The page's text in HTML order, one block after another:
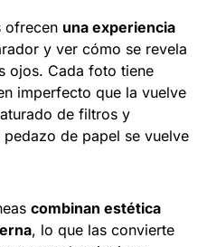
ofrecen una experiencia
y ver cómo se revela
ojos. Cada foto tiene
imperfecto que la vuelve
de filtros y
de papel se vuelve
combinan estética
, lo que las convierte